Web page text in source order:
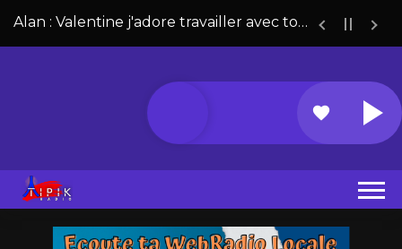
Alan : Valentine j'adore travailler avec toi !!!!
favorite